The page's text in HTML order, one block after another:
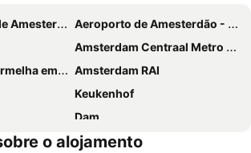
Aeroporto de Amesterdão - Schiphol
Amsterdam Centraal Metro Station
Amesterdão
Amsterdam RAI
Keukenhof
Dam
Ziggo Dome
o alojamento